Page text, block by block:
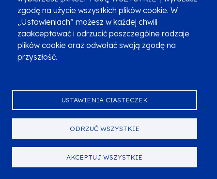
zgodę na użycie wszystkich plików cookie. W
„Ustawieniach” możesz w każdej chwili
zaakceptować i odrzucić poszczególne rodzaje
plików cookie oraz odwołać swoją zgodę na
przyszłość.
USTAWIENIA CIASTECZEK
ODRZUĆ WSZYSTKIE
AKCEPTUJ WSZYSTKIE
oceny merytorycznej uzyskało67 projektówna kwotę
wnioskowanego dofinansowania wynoszącą 31 385
242,81 zł.
Wyniki oceny merytorycznej
Informacja na temat projektów wybranych
do dofinansowania
W dniu 7 maja 2024 rokuZarząd Województwa
Małopolskiego podjął Uchwałę nr 984/24